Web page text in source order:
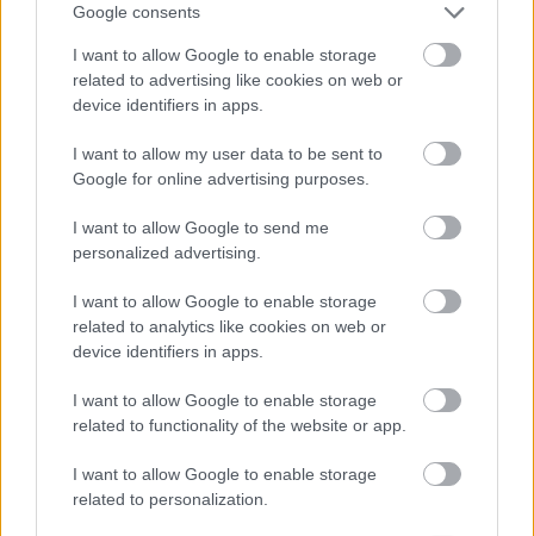
Google consents
I want to allow Google to enable storage
related to advertising like cookies on web or
device identifiers in apps.
I want to allow my user data to be sent to
Google for online advertising purposes.
I want to allow Google to send me
personalized advertising.
I want to allow Google to enable storage
related to analytics like cookies on web or
device identifiers in apps.
I want to allow Google to enable storage
related to functionality of the website or app.
I want to allow Google to enable storage
related to personalization.
Αποκλεισμένα χωριά στη Φθιώτιδα – Το
χιόνι έφτασε το ένα μέτρο – ΦΩΤΟ
, 31 Δεκεμβρίου 2018 Επικαιρότητα
Με αλυσίδες τα αυτοκίνητα στην